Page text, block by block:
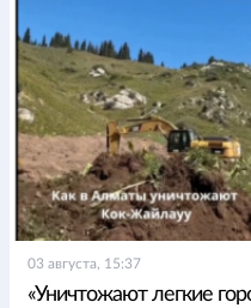
03 августа, 15:37
«Уничтожают легкие